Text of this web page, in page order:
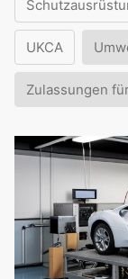
UKCA
Zulassungen